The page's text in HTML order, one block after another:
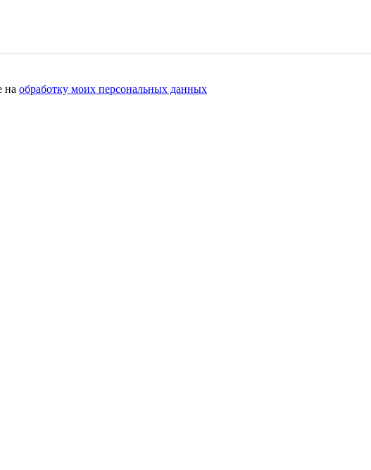
на обработку моих персональных данных